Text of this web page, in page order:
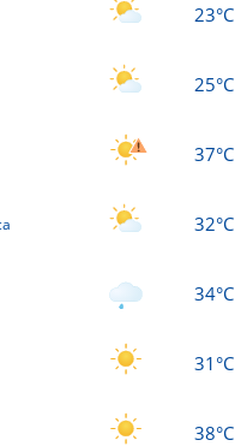
23°C
25°C
37°C
32°C
34°C
31°C
38°C